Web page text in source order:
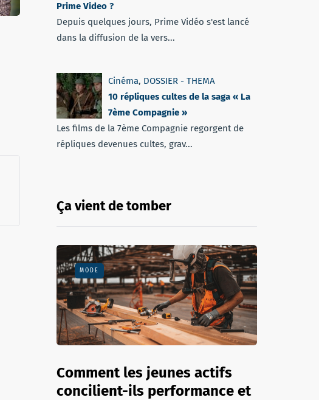
Prime Video ?
Depuis quelques jours, Prime Vidéo s'est lancé
dans la diffusion de la vers...
Cinéma, DOSSIER - THEMA
10 répliques cultes de la saga « La
7ème Compagnie »
Les films de la 7ème Compagnie regorgent de
répliques devenues cultes, grav...
Ça vient de tomber
MODE
Comment les jeunes actifs
concilient-ils performance et